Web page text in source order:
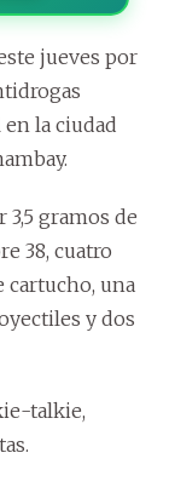
jueves por
la ciudad
gramos de
38, cuatro
cartucho, una
y dos
talkie,